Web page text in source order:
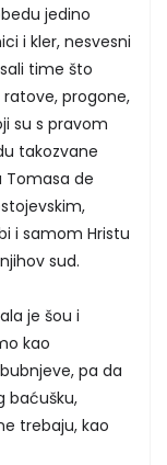
jedino
i kler, nesvesni
time što
progone,
su s pravom
takozvane
Tomasa de
i samom Hristu
sud.
je šou i
kao
pa da
baćušku,
trebaju, kao